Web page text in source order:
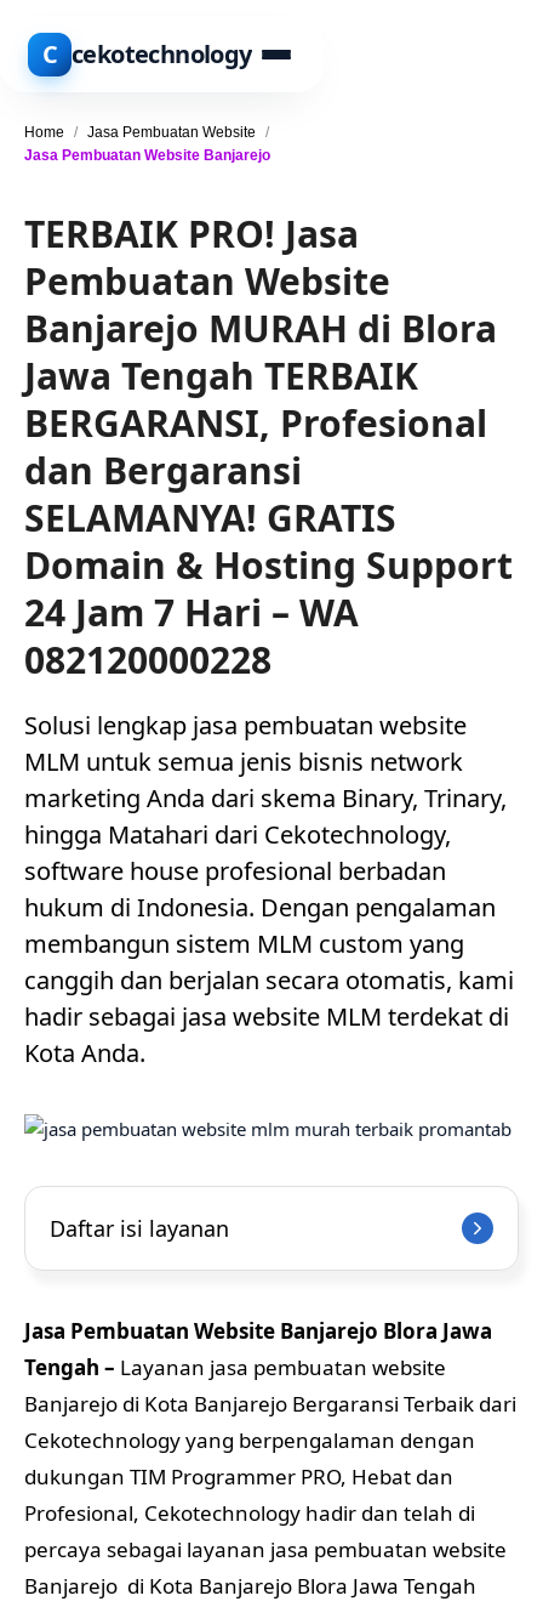
C cekotechnology
Home / Jasa Pembuatan Website
/
Jasa Pembuatan Website Banjarejo
TERBAIK PRO! Jasa
Pembuatan Website
Banjarejo MURAH di Blora
Jawa Tengah TERBAIK
BERGARANSI, Profesional
dan Bergaransi
SELAMANYA! GRATIS
Domain & Hosting Support
24 Jam 7 Hari – WA
082120000228
Solusi lengkap jasa pembuatan website
MLM untuk semua jenis bisnis network
marketing Anda dari skema Binary, Trinary,
hingga Matahari dari Cekotechnology,
software house profesional berbadan
hukum di Indonesia. Dengan pengalaman
membangun sistem MLM custom yang
canggih dan berjalan secara otomatis, kami
hadir sebagai jasa website MLM terdekat di
Kota Anda.
Daftar isi layanan
Jasa Pembuatan Website Banjarejo Blora Jawa
Tengah – Layanan jasa pembuatan website
Banjarejo di Kota Banjarejo Bergaransi Terbaik dari
Cekotechnology yang berpengalaman dengan
dukungan TIM Programmer PRO, Hebat dan
Profesional, Cekotechnology hadir dan telah di
percaya sebagai layanan jasa pembuatan website
Banjarejo di Kota Banjarejo Blora Jawa Tengah